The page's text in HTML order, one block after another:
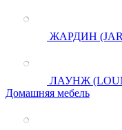
ЖАРДИН
ЛАУНЖ
Домашняя мебель